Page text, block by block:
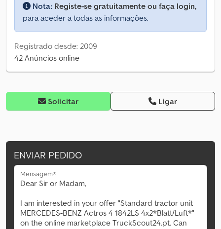
Nota: Registe-se gratuitamente ou faça login,
para aceder a todas as informações.
Registrado desde: 2009
42 Anúncios online
Solicitar Ligar
ENVIAR PEDIDO
Mensagem*